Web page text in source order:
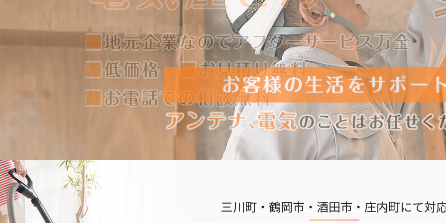
三川町・鶴岡市 ・ 酒田市・庄内町にて対